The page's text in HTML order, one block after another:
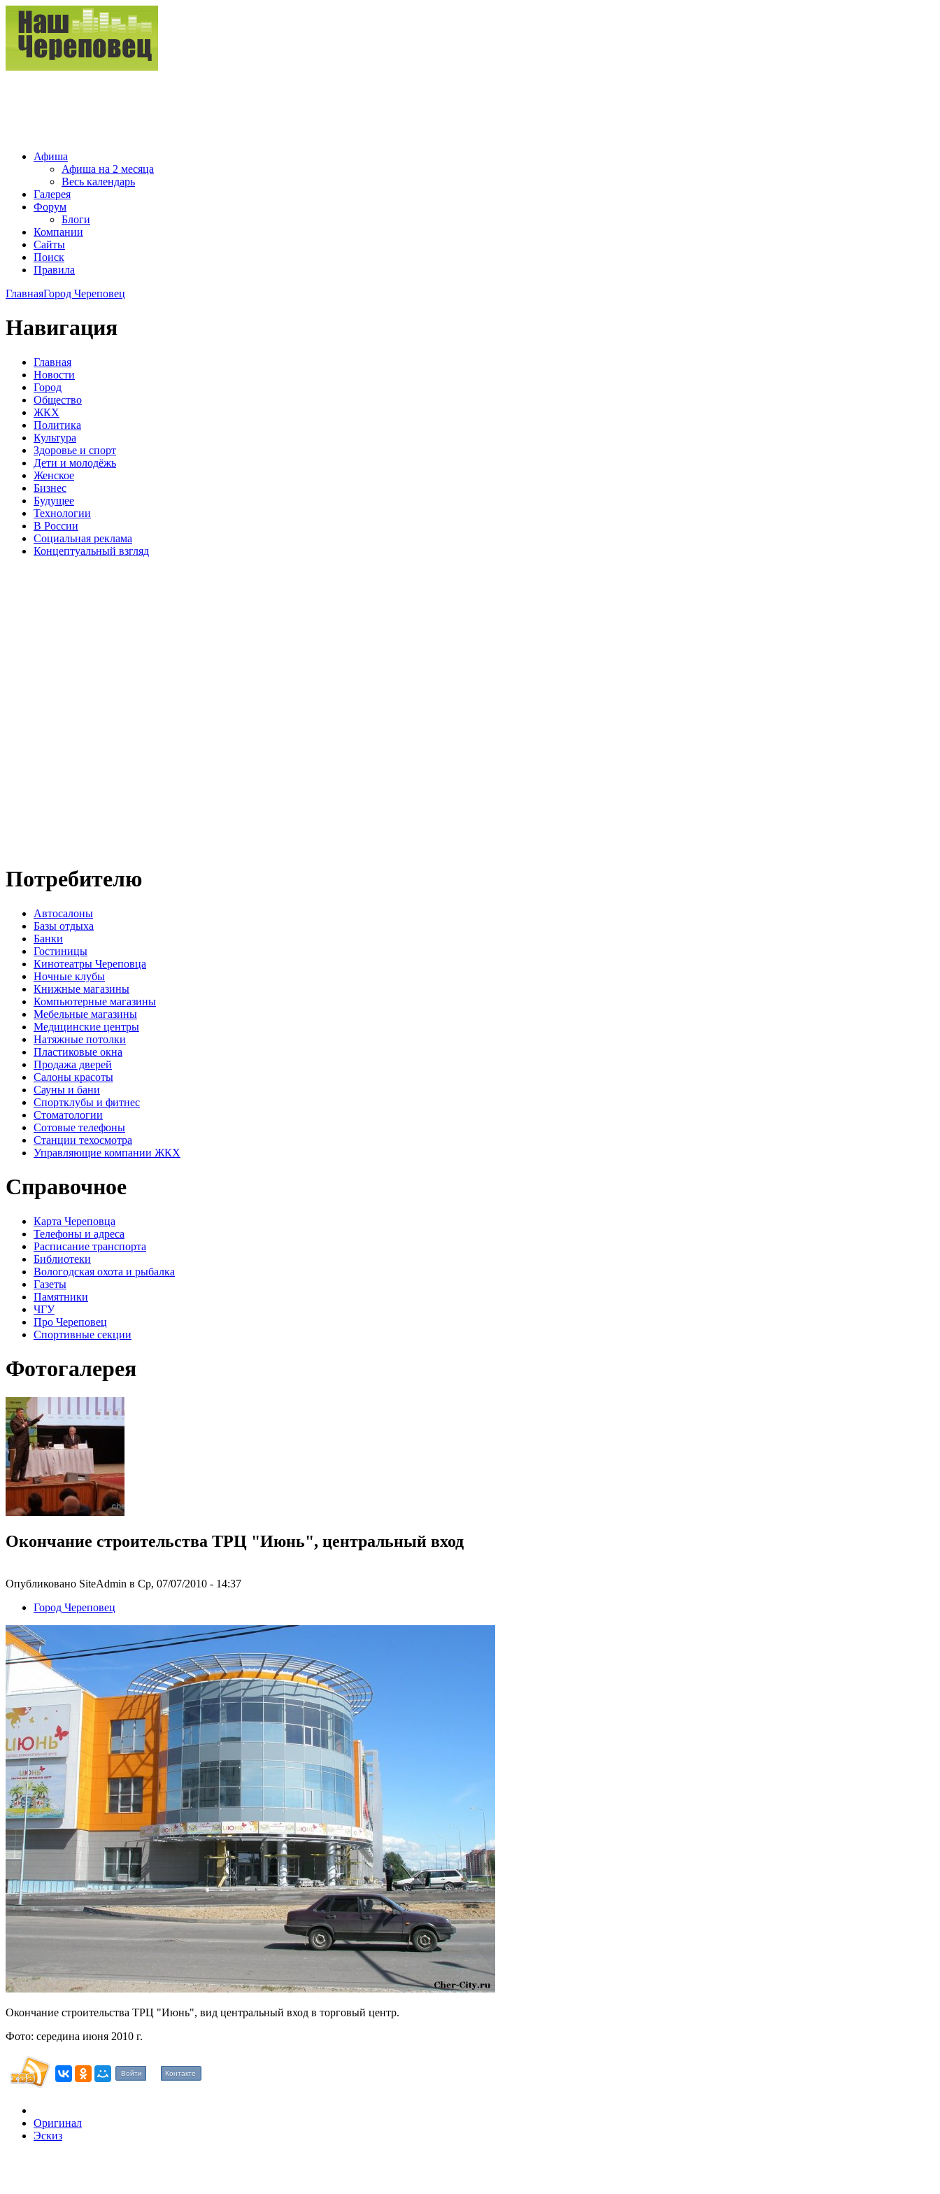
Афиша
Афиша на 2 месяца
Весь календарь
Галерея
Форум
Блоги
Компании
Сайты
Поиск
Правила
ГлавнаяГород Череповец
Навигация
Главная
Новости
Город
Общество
ЖКХ
Политика
Культура
Здоровье и спорт
Дети и молодёжь
Женское
Бизнес
Будущее
Технологии
В России
Социальная реклама
Концептуальный взгляд
Потребителю
Автосалоны
Базы отдыха
Банки
Гостиницы
Кинотеатры Череповца
Ночные клубы
Книжные магазины
Компьютерные магазины
Мебельные магазины
Медицинские центры
Натяжные потолки
Пластиковые окна
Продажа дверей
Салоны красоты
Сауны и бани
Спортклубы и фитнес
Стоматологии
Сотовые телефоны
Станции техосмотра
Управляющие компании ЖКХ
Справочное
Карта Череповца
Телефоны и адреса
Расписание транспорта
Библиотеки
Вологодская охота и рыбалка
Газеты
Памятники
ЧГУ
Про Череповец
Спортивные секции
Фотогалерея
Окончание строительства ТРЦ "Июнь", центральный вход
Опубликовано SiteAdmin в Ср, 07/07/2010 - 14:37
Город Череповец
Окончание строительства ТРЦ "Июнь", вид центральный вход в торговый центр.
Фото: середина июня 2010 г.
Войти Контакте
Оригинал
Эскиз